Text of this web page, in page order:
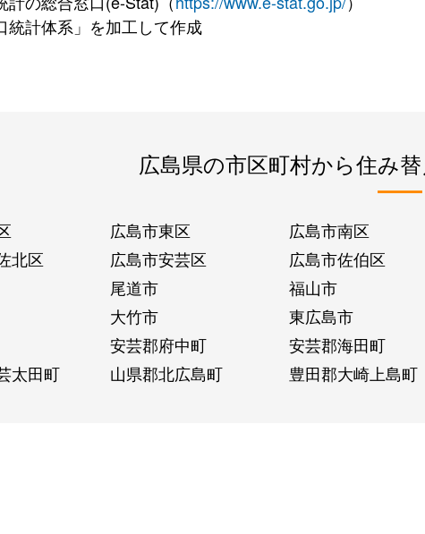
統計体系」を加工して作成
広島県の市区町村から住み
広島市東区 広島市南区
北区
広島市安芸区 広島市佐伯区
尾道市 福山市
大竹市 東広島市
安芸郡府中町 安芸郡海田町
太田町
山県郡北広島町 豊田郡大崎上島町